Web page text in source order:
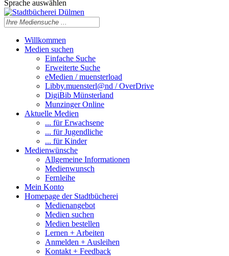
Sprache auswählen
Willkommen
Medien suchen
Einfache Suche
Erweiterte Suche
eMedien / muensterload
Libby.muensterl@nd / OverDrive
DigiBib Münsterland
Munzinger Online
Aktuelle Medien
... für Erwachsene
... für Jugendliche
... für Kinder
Medienwünsche
Allgemeine Informationen
Medienwunsch
Fernleihe
Mein Konto
Homepage der Stadtbücherei
Medienangebot
Medien suchen
Medien bestellen
Lernen + Arbeiten
Anmelden + Ausleihen
Kontakt + Feedback